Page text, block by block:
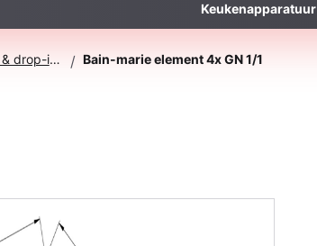
Keukenapparatuur
Bain-maries inbouw & drop-inn / Bain-marie element 4x GN 1/1